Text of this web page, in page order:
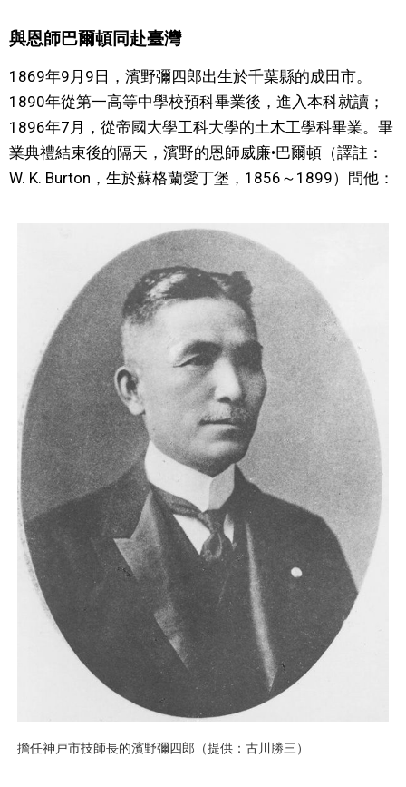
日本入門
政治外交
社會
科學技術
生活
運動
娛樂
教育
工作勞動
家庭
醫療健康
與恩師巴爾頓同赴臺灣
1869年9月9日，濱野彌四郎出生於千葉縣的成田市。
1890年從第一高等中學校預科畢業後，進入本科就讀；
1896年7月，從帝國大學工科大學的土木工學科畢業。畢
業典禮結束後的隔天，濱野的恩師威廉•巴爾頓（譯註：
W. K. Burton，生於蘇格蘭愛丁堡，1856～1899）問他：
擔任神戸市技師長的濱野彌四郎（提供：古川勝三）